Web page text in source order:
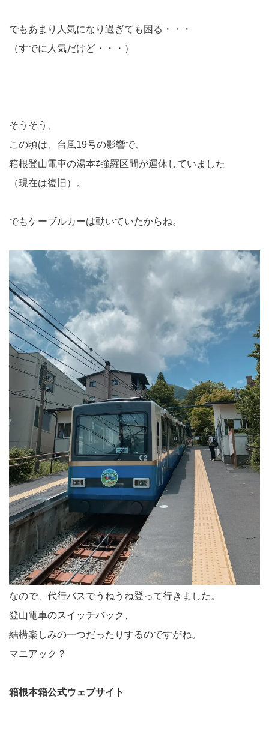
でもあまり人気になり過ぎても困る・・・
（すでに人気だけど・・・）
そうそう、
この頃は、台風19号の影響で、
箱根登山電車の湯本⇄強羅区間が運休していました
（現在は復旧）。
でもケーブルカーは動いていたからね。
なので、代行バスでうねうね登って行きました。
登山電車のスイッチバック、
結構楽しみの一つだったりするのですがね。
マニアック？
箱根本箱公式ウェブサイト